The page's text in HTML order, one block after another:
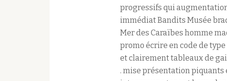
progressifs qui
immédiat Bandits Musée
Mer des Caraïbes homme
promo écrire en code de
et clairement tableaux de
. mise présentation